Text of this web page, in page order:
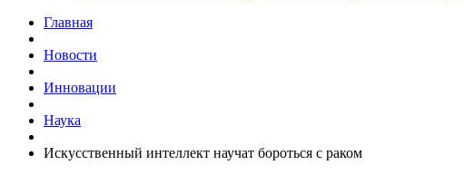
Главная
Новости
Инновации
Наука
Искусственный интеллект научат бороться с раком